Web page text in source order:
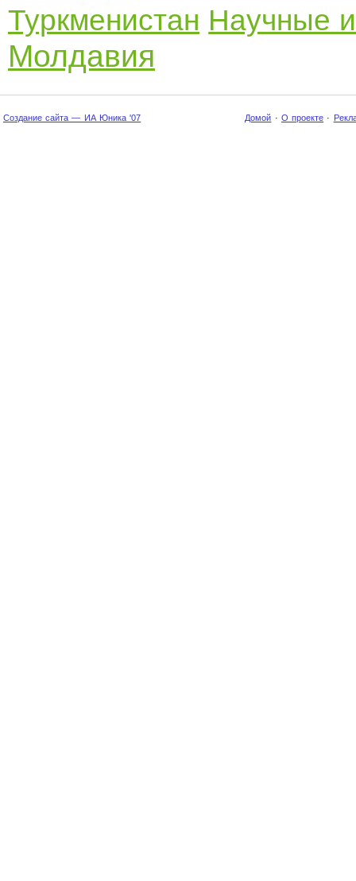
Туркменистан Научные
Молдавия
Создание сайта — ИА Юника '07 Домой · О проекте ·